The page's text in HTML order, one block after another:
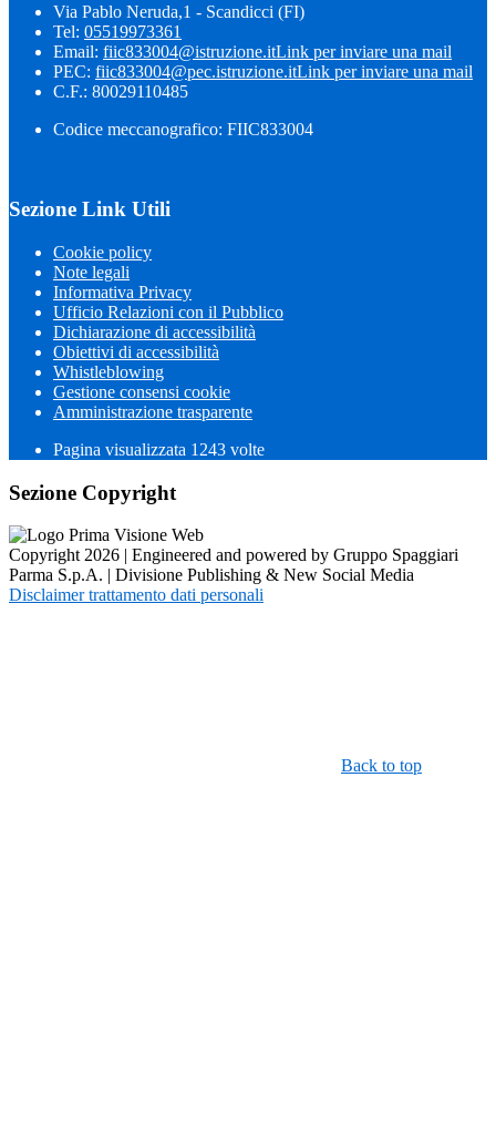
Via Pablo Neruda,1 - Scandicci (FI)
Tel: 05519973361
Email: fiic833004@istruzione.itLink per inviare una mail
PEC: fiic833004@pec.istruzione.itLink per inviare una mail
C.F.: 80029110485
Codice meccanografico: FIIC833004
Sezione Link Utili
Cookie policy
Note legali
Informativa Privacy
Ufficio Relazioni con il Pubblico
Dichiarazione di accessibilità
Obiettivi di accessibilità
Whistleblowing
Gestione consensi cookie
Amministrazione trasparente
Pagina visualizzata 1243 volte
Sezione Copyright
Copyright 2026 | Engineered and powered by Gruppo Spaggiari
Parma S.p.A. | Divisione Publishing & New Social Media
Disclaimer trattamento dati personali
Back to top